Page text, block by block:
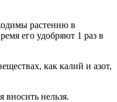
растению в
его удобряют 1 раз в
как калий и азот,
нельзя.